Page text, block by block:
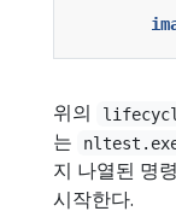
위의
는
지 나열된 명
시작한다.